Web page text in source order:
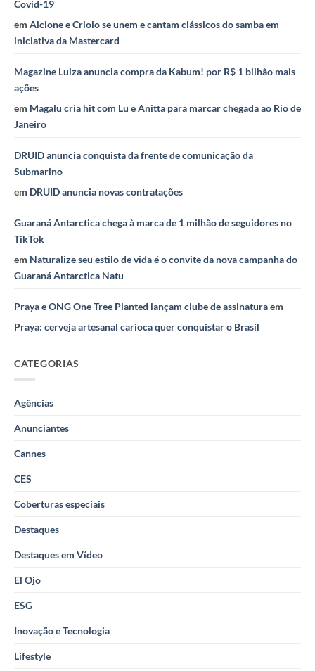
Covid-19
em Alcione e Criolo se unem e cantam clássicos do samba em
iniciativa da Mastercard
Magazine Luiza anuncia compra da Kabum! por R$ 1 bilhão mais
ações
em Magalu cria hit com Lu e Anitta para marcar chegada ao Rio de
Janeiro
DRUID anuncia conquista da frente de comunicação da
Submarino
em DRUID anuncia novas contratações
Guaraná Antarctica chega à marca de 1 milhão de seguidores no
TikTok
em Naturalize seu estilo de vida é o convite da nova campanha do
Guaraná Antarctica Natu
Praya e ONG One Tree Planted lançam clube de assinaturaem
Praya: cerveja artesanal carioca quer conquistar o Brasil
CATEGORIAS
Agências
Anunciantes
Cannes
CES
Coberturas especiais
Destaques
Destaques em Vídeo
El Ojo
ESG
Inovação e Tecnologia
Lifestyle